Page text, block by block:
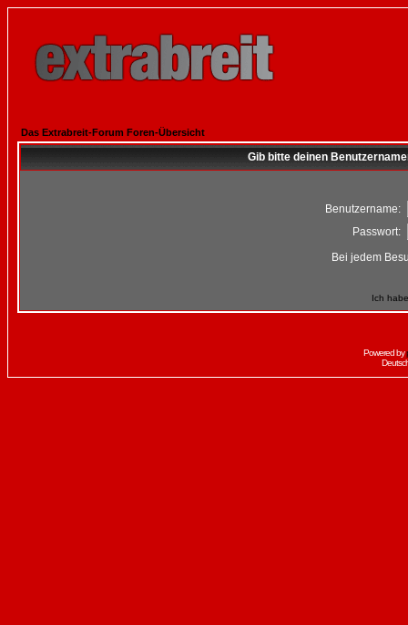
Das Extrabreit-Forum Foren-Übersicht
Gib bitte deinen
Benutzername:
Passwort:
Bei jedem
Ich
Powered by